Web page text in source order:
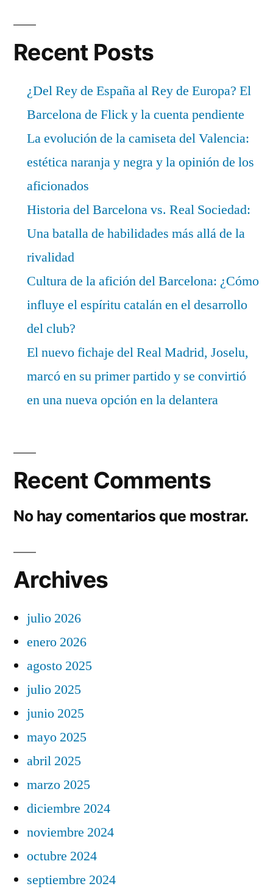
Recent Posts
¿Del Rey de España al Rey de Europa? El
Barcelona de Flick y la cuenta pendiente
La evolución de la camiseta del Valencia:
estética naranja y negra y la opinión de los
aficionados
Historia del Barcelona vs. Real Sociedad:
Una batalla de habilidades más allá de la
rivalidad
Cultura de la afición del Barcelona: ¿Cómo
influye el espíritu catalán en el desarrollo
del club?
El nuevo fichaje del Real Madrid, Joselu,
marcó en su primer partido y se convirtió
en una nueva opción en la delantera
Recent Comments
No hay comentarios que mostrar.
Archives
julio 2026
enero 2026
agosto 2025
julio 2025
junio 2025
mayo 2025
abril 2025
marzo 2025
diciembre 2024
noviembre 2024
octubre 2024
septiembre 2024